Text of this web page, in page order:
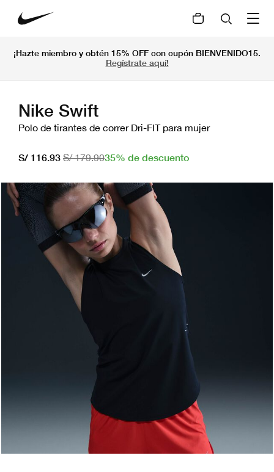
¡Hazte miembro y obtén 15% OFF con cupón BIENVENIDO15.
Regístrate aquí!
Nike Swift
Polo de tirantes de correr Dri-FIT para mujer
S/ 116.93 S/ 179.9035% de descuento